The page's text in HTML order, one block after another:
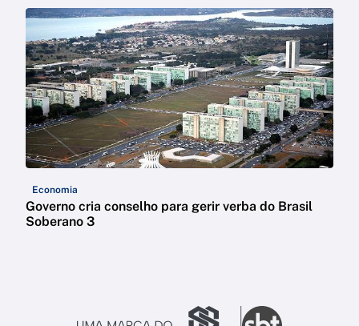
Economia
Governo cria conselho para gerir verba do Brasil
Soberano 3